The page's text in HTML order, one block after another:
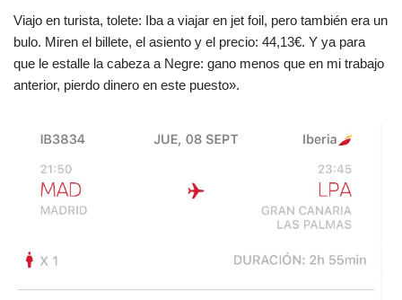
Viajo en turista, tolete: Iba a viajar en jet foil, pero también era un
bulo. Miren el billete, el asiento y el precio: 44,13€. Y ya para
que le estalle la cabeza a Negre: gano menos que en mi trabajo
anterior, pierdo dinero en este puesto».